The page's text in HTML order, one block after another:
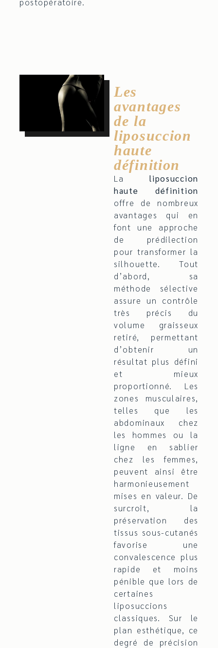
postopératoire.
Les
avantages
de la
liposuccion
haute
définition
Laliposuccion
haute définition
offre de nombreux
avantages qui en
font une approche
de prédilection
pour transformer la
silhouette. Tout
d’abord, sa
méthode sélective
assure un contrôle
très précis du
volume graisseux
retiré, permettant
d’obtenir un
résultat plus défini
et mieux
proportionné. Les
zones musculaires,
telles que les
abdominaux chez
les hommes ou la
ligne en sablier
chez les femmes,
peuvent ainsi être
harmonieusement
mises en valeur. De
surcroît, la
préservation des
tissus sous-cutanés
favorise une
convalescence plus
rapide et moins
pénible que lors de
certaines
liposuccions
classiques. Sur le
plan esthétique, ce
degré de précision